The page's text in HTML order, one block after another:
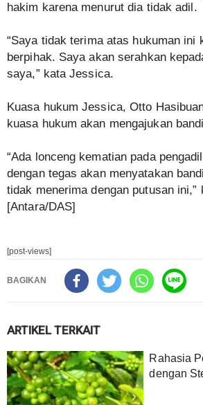
hakim karena menurut dia tidak adil.
“Saya tidak terima atas hukuman ini
berpihak. Saya akan serahkan
saya,” kata Jessica.
Kuasa hukum Jessica, Otto
kuasa hukum akan mengajukan
“Ada lonceng kematian pada
dengan tegas akan menyatakan
tidak menerima dengan putusan ini,”
[Antara/DAS]
[post-views]
BAGIKAN
ARTIKEL TERKAIT
Rahasia
dengan